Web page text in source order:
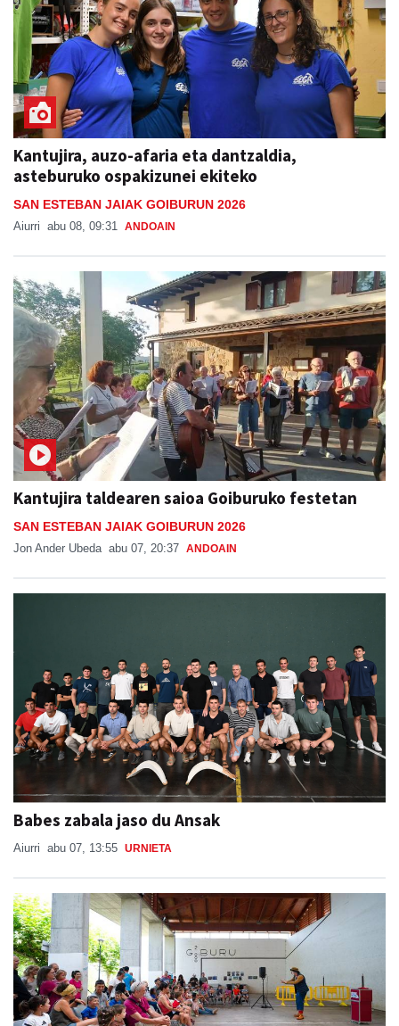
Kantujira, auzo-afaria eta dantzaldia,
asteburuko ospakizunei ekiteko
SAN ESTEBAN JAIAK GOIBURUN 2026
Aiurri abu 08, 09:31 ANDOAIN
Kantujira taldearen saioa Goiburuko festetan
SAN ESTEBAN JAIAK GOIBURUN 2026
Jon Ander Ubeda abu 07, 20:37 ANDOAIN
Babes zabala jaso du Ansak
Aiurri abu 07, 13:55 URNIETA